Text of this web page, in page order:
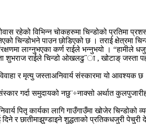
रहेको विभिन्न चोकहरुमा चिन्डोको प्रतिमा
चिन्डोभने पाउन छोडिएको छ । तराई
लाग्नुभएका कर्ण राईले भन्नुभयो । “हामीले
शुभराज राईले चिन्डो ओखलढु¨ा , खोटाङ् जस्ता
र मृत्यु जस्ताअनिवार्य संस्कारमा यो
गर्दा समुदायको नछु¨÷नाक्सो अर्थात
पितृ कार्यका लागि गाउँगाउँमा खोजेर चिन्डोको
र छातीमाझुण्डाइने शुद्धताको प्रतिकधजुरी